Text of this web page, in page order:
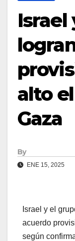
Israel
alto
Gaza
By
ENE 15, 2025
Israel y el
acuerdo
según